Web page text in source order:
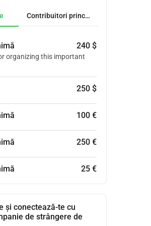
Contribuitori principali
240 $
organizing this important
250 $
100 €
250 €
25 €
și conectează-te cu
de strângere de